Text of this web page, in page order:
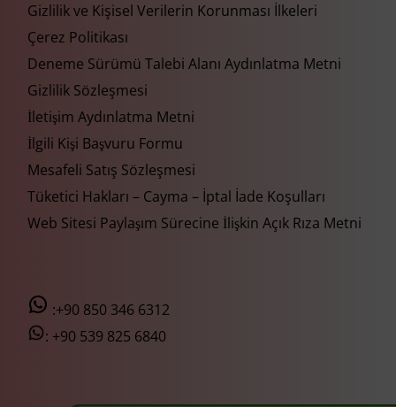
Gizlilik ve Kişisel Verilerin Korunması İlkeleri
Çerez Politikası
Deneme Sürümü Talebi Alanı Aydınlatma Metni
Gizlilik Sözleşmesi
İletişim Aydınlatma Metni
İlgili Kişi Başvuru Formu
Mesafeli Satış Sözleşmesi
Tüketici Hakları – Cayma – İptal İade Koşulları
Web Sitesi Paylaşım Sürecine İlişkin Açık Rıza Metni
:+90 850 346 6312
: +90 539 825 6840